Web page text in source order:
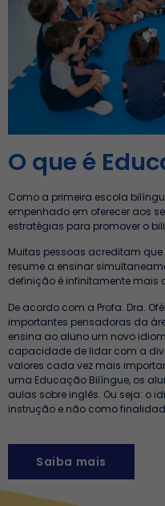
O que é
Como a primeira escola
empenhado em oferecer aos
estratégias para promover o
Muitas pessoas acreditam
resume a ensinar
definição é infinitamente mais
De acordo com a Profa. Dra.
importantes pensadoras da
ensina ao aluno um novo
capacidade de lidar com a
valores cada vez mais
uma Educação Bilíngue, os
aulas sobre inglês. Ou seja: o
instrução e não como
Saiba mais